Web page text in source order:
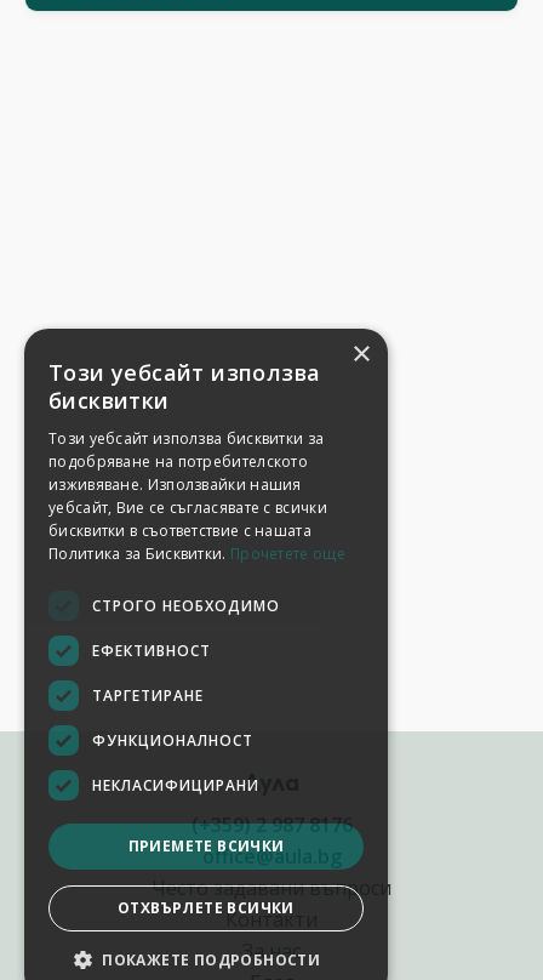
Аула
(+359) 2 987 8176
office@aula.bg
Често задавани въпроси
Контакти
За нас
×
Този уебсайт използва
бисквитки
Този уебсайт използва бисквитки за
подобряване на потребителското
изживяване. Използвайки нашия
уебсайт, Вие се съгласявате с всички
бисквитки в съответствие с нашата
Политика за Бисквитки. Прочетете още
СТРОГО НЕОБХОДИМО
ЕФЕКТИВНОСТ
ТАРГЕТИРАНЕ
ФУНКЦИОНАЛНОСТ
НЕКЛАСИФИЦИРАНИ
ПРИЕМЕТЕ ВСИЧКИ
ОТХВЪРЛЕТЕ ВСИЧКИ
ПОКАЖЕТЕ ПОДРОБНОСТИ